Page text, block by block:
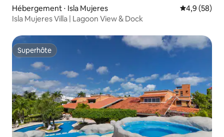
Hébergement ⋅ Isla Mujeres Évaluation
4,9 (58)
Isla Mujeres Villa | Lagoon View & Dock
Superhôte
Superhôte